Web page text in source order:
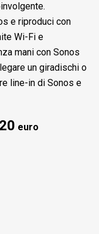
e riproduci con
Wi-Fi e
mani con Sonos
un giradischi o
line-in di Sonos e
euro